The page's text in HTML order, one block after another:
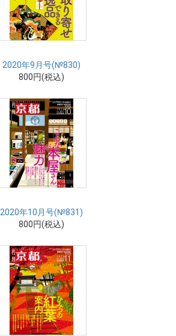
2020年9月号(№830)
800円(税込)
2020年10月号(№831)
800円(税込)